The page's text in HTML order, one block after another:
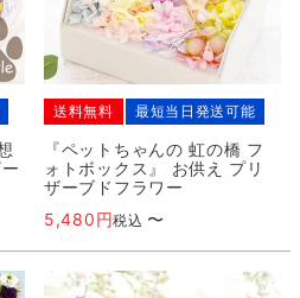
送料無料 最短当日発送可能
『ペットちゃんの 虹の橋 フ
ォトボックス』 お供え プリ
ザーブドフラワー
5,480
税込 〜